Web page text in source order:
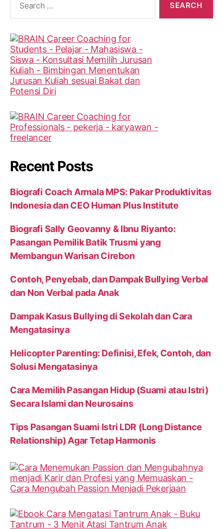
Recent Posts
Biografi Coach Armala MPS: Pakar Produktivitas
Indonesia dan CEO Human Plus Institute
Biografi Sally Geovanny & Ibnu Riyanto:
Pasangan Pemilik Batik Trusmi yang
Membangun Warisan Cirebon
Contoh, Penyebab, dan Dampak Bullying Verbal
dan Non Verbal pada Anak
Dampak Kasus Bullying di Sekolah dan Cara
Mengatasinya
Helicopter Parenting: Definisi, Efek, Contoh, dan
Solusi Mengatasinya
Cara Memilih Pasangan Hidup (Suami atau Istri)
Secara Islami dan Neurosains
Tips Pasangan Suami Istri LDR (Long Distance
Relationship) Agar Tetap Harmonis